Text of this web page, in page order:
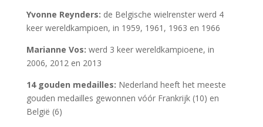
Yvonne Reynders: de Belgische wielrenster werd 4
keer wereldkampioen, in 1959, 1961, 1963 en 1966
Marianne Vos: werd 3 keer wereldkampioene, in
2006, 2012 en 2013
14 gouden medailles: Nederland heeft het meeste
gouden medailles gewonnen vóór Frankrijk (10) en
België (6)